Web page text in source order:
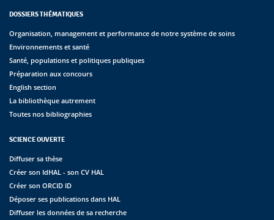
DOSSIERS THÉMATIQUES
Organisation, management et performance de notre système de soins
Environnements et santé
Santé, populations et politiques publiques
Préparation aux concours
English section
La bibliothèque autrement
Toutes nos bibliographies
SCIENCE OUVERTE
Diffuser sa thèse
Créer son IdHAL - son CV HAL
Créer son ORCID ID
Déposer ses publications dans HAL
Diffuser les données de sa recherche